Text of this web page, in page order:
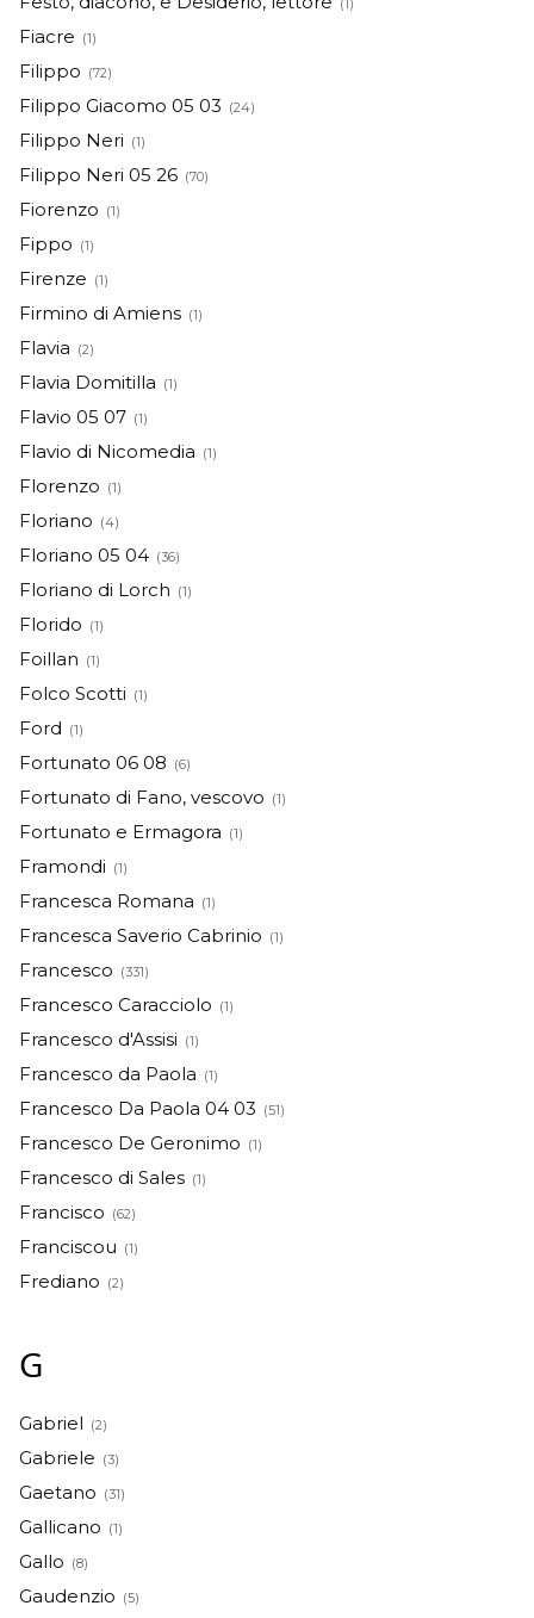
(1)
Fiacre (1)
Filippo (72)
Filippo Giacomo 05 03 (24)
Filippo Neri (1)
Filippo Neri 05 26 (70)
Fiorenzo (1)
Fippo (1)
Firenze (1)
Firmino di Amiens (1)
Flavia (2)
Flavia Domitilla (1)
Flavio 05 07 (1)
Flavio di Nicomedia (1)
Florenzo (1)
Floriano (4)
Floriano 05 04 (36)
Floriano di Lorch (1)
Florido (1)
Foillan (1)
Folco Scotti (1)
Ford (1)
Fortunato 06 08 (6)
Fortunato di Fano, vescovo (1)
Fortunato e Ermagora (1)
Framondi (1)
Francesca Romana (1)
Francesca Saverio Cabrinio (1)
Francesco (331)
Francesco Caracciolo (1)
Francesco d'Assisi (1)
Francesco da Paola (1)
Francesco Da Paola 04 03 (51)
Francesco De Geronimo (1)
Francesco di Sales (1)
Francisco (62)
Franciscou (1)
Frediano (2)
G
Gabriel (2)
Gabriele (3)
Gaetano (31)
Gallicano (1)
Gallo (8)
Gaudenzio (5)